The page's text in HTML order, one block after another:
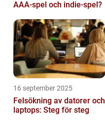
AAA-spel och indie-spel?
16 september 2025
Felsökning av datorer och
laptops: Steg för steg